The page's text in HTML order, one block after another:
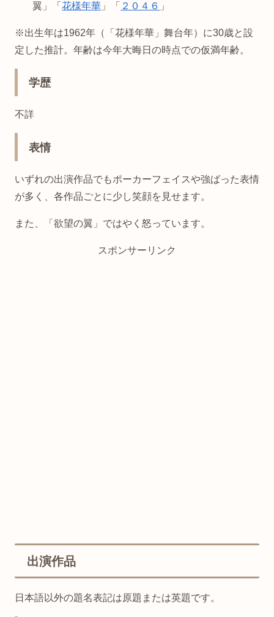
翼」「花様年華 」「 ２０４６ 」
※出生年は1962年（「花様年華」舞台年）に30歳と設
定した推計。年齢は今年大晦日の時点での仮満年齢。
学歴
不詳
表情
いずれの出演作品でもポーカーフェイスや強ばった表情
が多く、各作品ごとに少し笑顔を見せます。
また、「欲望の翼」ではやく怒っています。
スポンサーリンク
出演作品
日本語以外の題名表記は原題または英題です。